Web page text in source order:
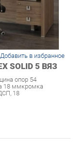
в избранное
5 ВЯЗ
опор 54
18